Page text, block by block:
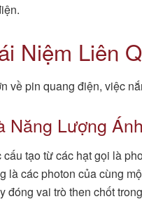
Niệm Liên
về pin quang điện, việc
Năng Lượng
tạo từ các hạt gọi là
là các photon của cùng
đóng vai trò then chốt